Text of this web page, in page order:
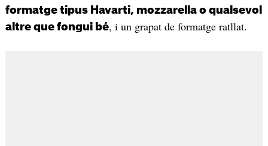
formatge tipus Havarti, mozzarella o qualsevol
altre que fongui bé, i un grapat de formatge ratllat.